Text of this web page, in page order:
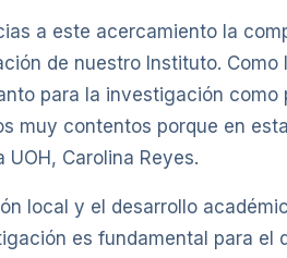
a este acercamiento la
de nuestro Instituto. Como
para la investigación como
muy contentos porque en
Carolina Reyes.
local y el desarrollo
es fundamental para el